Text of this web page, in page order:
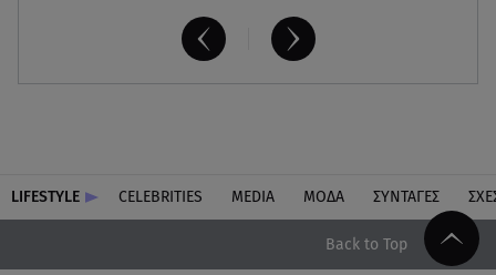
LIFESTYLE CELEBRITIES MEDIA ΜΟΔΑ ΣΥΝΤΑΓΕΣ
Back to Top